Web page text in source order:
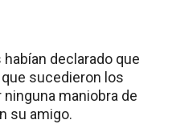
declarado que
que sucedieron los
maniobra de
su amigo.